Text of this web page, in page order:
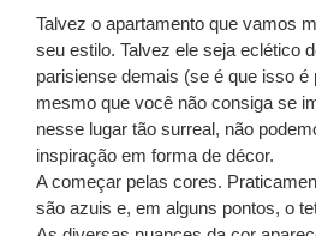
Talvez o apartamento que vamos
seu estilo. Talvez ele seja eclético
parisiense demais (se é que isso
mesmo que você não consiga se
nesse lugar tão surreal, não
inspiração em forma de décor.
A começar pelas cores.
são azuis e, em alguns pontos, o